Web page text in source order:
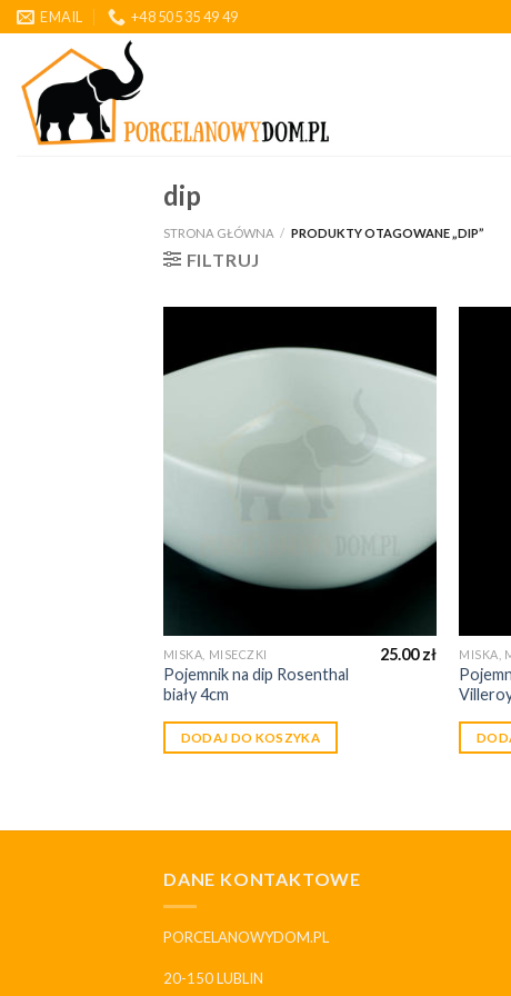
Skip
to
content
EMAIL +48 505 35 49 49
dip
STRONA GŁÓWNA / PRODUKTY OTAGOWANE „DIP”
FILTRUJ
MISKA, MISECZKI
Pojemnik na dip Rosenthal
biały 4cm
25.00zł
DODAJ DO KOSZYKA
MISKA,
DANE KONTAKTOWE
PORCELANOWYDOM.PL
20-150 LUBLIN